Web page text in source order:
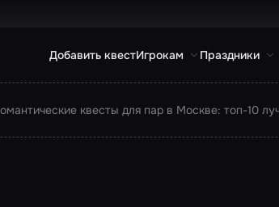
Добавить квестИгрокам Праздники
квесты для пар в Москве: топ-10